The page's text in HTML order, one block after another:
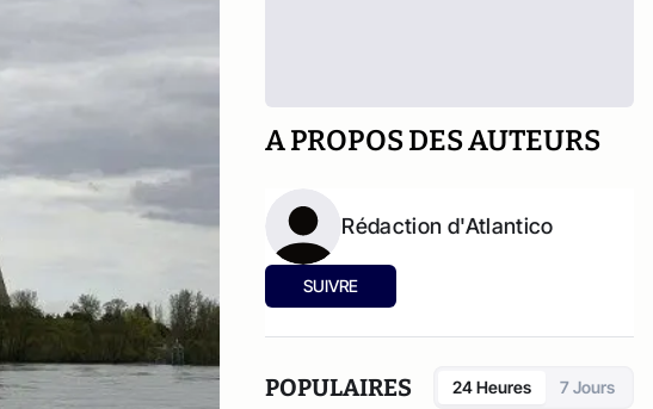
A PROPOS DES AUTEURS
Rédaction d'Atlantico
SUIVRE
POPULAIRES 24 Heures 7 Jours